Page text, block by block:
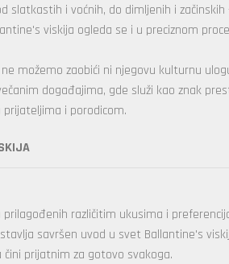
slatkastih i voćnih, do dimljenih i
viskija ogleda se i u preciznom
možemo zaobići ni njegovu kulturnu
događajima, gde služi kao znak
prijateljima i porodicom.
različitim ukusima i
savršen uvod u svet Ballantine's
čini prijatnim za gotovo svakoga.